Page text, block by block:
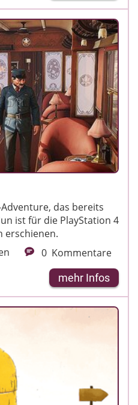
das bereits
ist für die PlayStation 4
erschienen.
0 Kommentare
mehr Infos